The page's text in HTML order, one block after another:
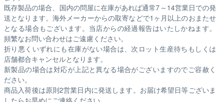
既存製品の場合、国内の問屋に在庫があれば通常7～14営業日での発
送となります。海外メーカーからの取寄などで1ヶ月以上のおまたせ
となる場合もございます。 当店からの経過報告はいたしかねます。
頻繁なお問い合わせはご遠慮ください。
折り悪くいずれにも在庫がない場合は、次ロット生産待ちもしくは
店舗都合キャンセルとなります。
新製品の場合は対応が上記と異なる場合がございますのでご容赦く
ださい。
商品入荷後は原則2営業日内に発送します。お届け希望日等ございま
したらお早めにご連絡ください。